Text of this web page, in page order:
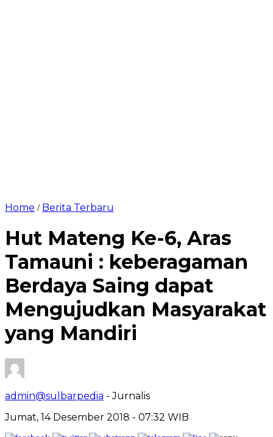
Home / Berita Terbaru
Hut Mateng Ke-6, Aras
Tamauni : keberagaman
Berdaya Saing dapat
Mengujudkan Masyarakat
yang Mandiri
admin@sulbarpedia - Jurnalis
Jumat, 14 Desember 2018 - 07:32 WIB